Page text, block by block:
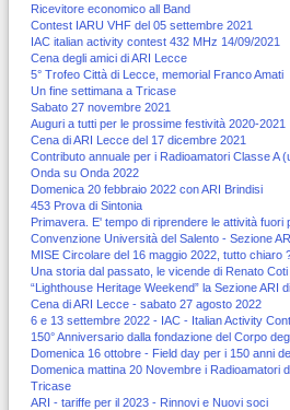
Ricevitore economico all Band
Contest IARU VHF del 05 settembre 2021
IAC italian activity contest 432 MHz 14/09/2021
Cena degli amici di ARI Lecce
5° Trofeo Città di Lecce, memorial Franco Amati
Un fine settimana a Tricase
Sabato 27 novembre 2021
Auguri a tutti per le prossime festività 2020-2021
Cena di ARI Lecce del 17 dicembre 2021
Contributo annuale per i Radioamatori Classe A
Onda su Onda 2022
Domenica 20 febbraio 2022 con ARI Brindisi
453 Prova di Sintonia
Primavera. E' tempo di riprendere le attività fuori
Convenzione Università del Salento - Sezione
MISE Circolare del 16 maggio 2022, tutto chiaro
Una storia dal passato, le vicende di Renato Coti
“Lighthouse Heritage Weekend” la Sezione ARI
Cena di ARI Lecce - sabato 27 agosto 2022
6 e 13 settembre 2022 - IAC - Italian Activity
150° Anniversario dalla fondazione del Corpo
Domenica 16 ottobre - Field day per i 150 anni
Domenica mattina 20 Novembre i Radioamatori
Tricase
ARI - tariffe per il 2023 - Rinnovi e Nuovi soci